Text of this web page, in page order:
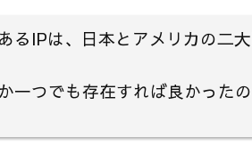
るIPは、日本とアメリカの二大
一つでも存在すれば良かったの